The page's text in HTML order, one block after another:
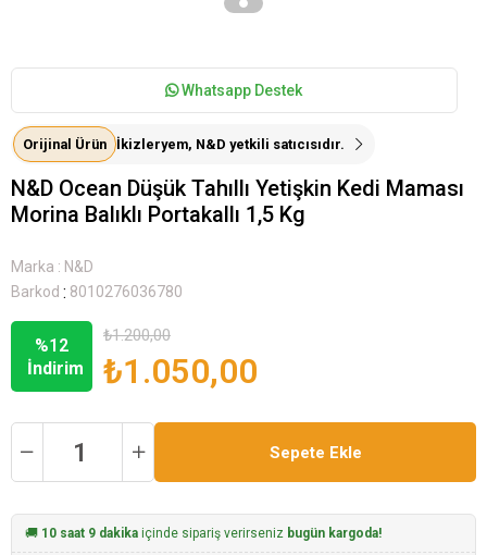
Whatsapp Destek
Orijinal Ürün İkizleryem, N&D yetkili satıcısıdır.
N&D Ocean Düşük Tahıllı Yetişkin Kedi Maması
Morina Balıklı Portakallı 1,5 Kg
Marka : N&D
Barkod : 8010276036780
%12
İndirim
₺1.200,00
₺1.050,00
🚚 10 saat 9 dakika içinde sipariş verirseniz bugün kargoda!